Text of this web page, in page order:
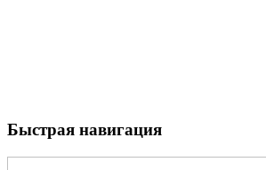
Быстрая навигация